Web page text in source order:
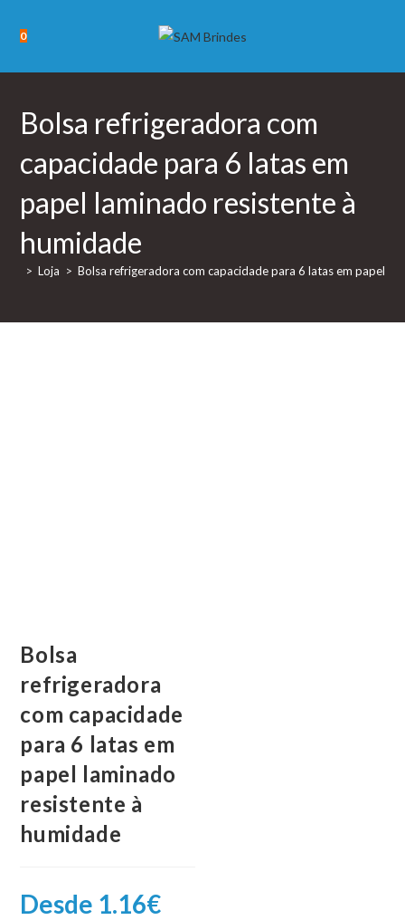
0
Bolsa refrigeradora com
capacidade para 6 latas em
papel laminado resistente à
humidade
> Loja > Bolsa refrigeradora com capacidade para 6 latas em papel
Bolsa
refrigeradora
com capacidade
para 6 latas em
papel laminado
resistente à
humidade
Desde 1.16€